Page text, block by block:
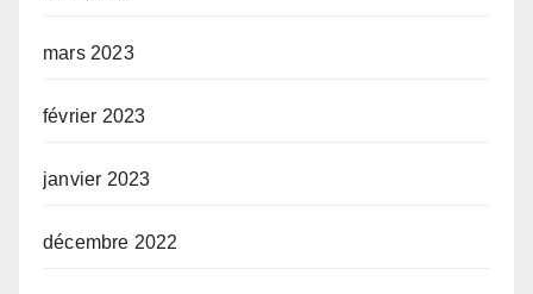
mars 2023
février 2023
janvier 2023
décembre 2022